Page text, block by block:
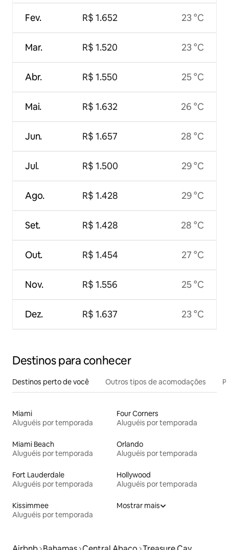
Fev.
Mar.
Abr.
Mai.
Jun.
Jul.
Ago.
Set.
Out.
Nov.
Dez.
R$ 1.652
R$ 1.520
R$ 1.550
R$ 1.632
R$ 1.657
R$ 1.500
R$ 1.428
R$ 1.428
R$ 1.454
R$ 1.556
R$ 1.637
23 °C
23 °C
25 °C
26 °C
28 °C
29 °C
29 °C
28 °C
27 °C
25 °C
23 °C
Destinos para conhecer
Destinos perto de você Outros tipos de acomodações
Miami
Aluguéis por temporada
Four Corners
Aluguéis por temporada
Miami Beach
Aluguéis por temporada
Orlando
Aluguéis por temporada
Fort Lauderdale
Aluguéis por temporada
Hollywood
Aluguéis por temporada
Kissimmee
Aluguéis por temporada
Mostrar mais